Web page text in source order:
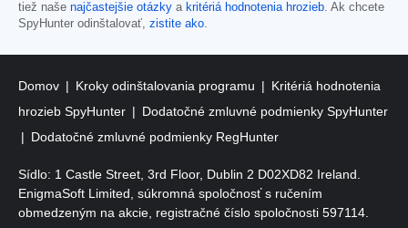
tiež naše najčastejšie otázky a kritériá hodnotenia hrozieb. Ak chcete
SpyHunter odinštalovať, zistite ako.
Domov Kroky odinštalovania programu
Kritériá hodnotenia
hrozieb SpyHunter
Dodatočné zmluvné podmienky SpyHunter
Dodatočné zmluvné podmienky RegHunter
Sídlo: 1 Castle Street, 3rd Floor, Dublin 2 D02XD82 Ireland.
EnigmaSoft Limited, súkromná spoločnosť s ručením
obmedzeným na akcie, registračné číslo spoločnosti 597114.